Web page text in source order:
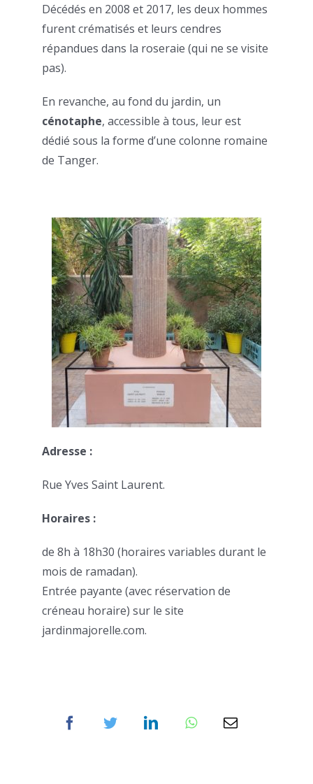
Décédés en 2008 et 2017, les deux hommes
furent crématisés et leurs cendres
répandues dans la roseraie (qui ne se visite
pas).
En revanche, au fond du jardin, un
cénotaphe, accessible à tous, leur est
dédié sous la forme d’une colonne romaine
de Tanger.
Adresse :
Rue Yves Saint Laurent.
Horaires :
de 8h à 18h30 (horaires variables durant le
mois de ramadan).
Entrée payante (avec réservation de
créneau horaire) sur le site
jardinmajorelle.com.